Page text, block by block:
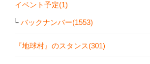
イベント予定(1)
バックナンバー(1553)
『地球村』のスタンス(301)